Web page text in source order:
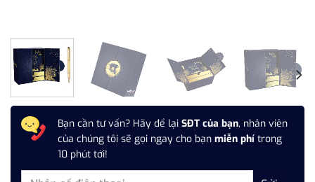
Bạn cần tư vấn? Hãy để lại SĐT của bạn, nhân viên
của chúng tôi sẽ gọi ngay cho bạn miễn phí trong
10 phút tới!